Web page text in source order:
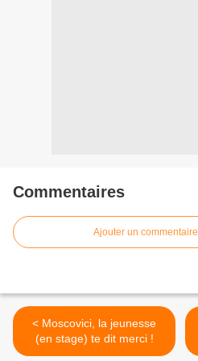
Commentaires
Ajouter un commentaire
< Moscovici, la jeunesse
(en stage) te dit merci !